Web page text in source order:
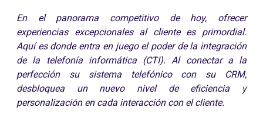
En el panorama competitivo de hoy, ofrecer
experiencias excepcionales al cliente es primordial.
Aquí es donde entra en juego el poder de la integración
de la telefonía informática (CTI). Al conectar a la
perfección su sistema telefónico con su CRM,
desbloquea un nuevo nivel de eficiencia y
personalización en cada interacción con el cliente.